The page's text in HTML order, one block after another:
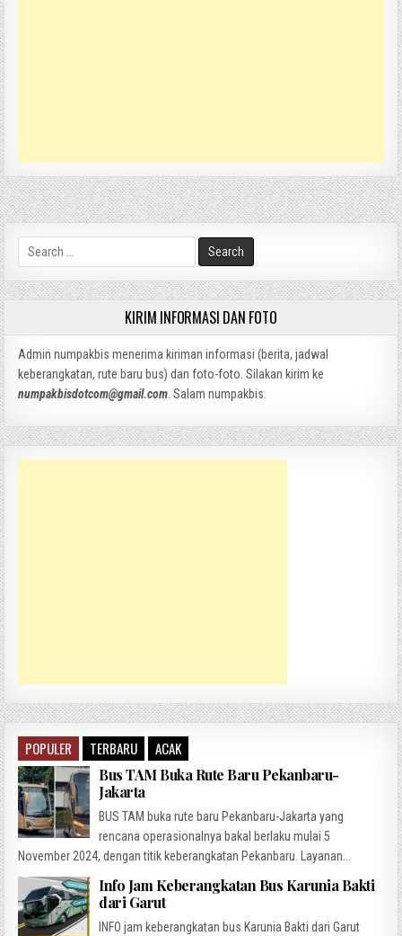
Search
for:
KIRIM INFORMASI DAN FOTO
Admin numpakbis menerima kiriman informasi (berita, jadwal
keberangkatan, rute baru bus) dan foto-foto. Silakan kirim ke
numpakbisdotcom@gmail.com. Salam numpakbis.
POPULER TERBARU ACAK
Bus TAM Buka Rute Baru Pekanbaru-
Jakarta
BUS TAM buka rute baru Pekanbaru-Jakarta yang
rencana operasionalnya bakal berlaku mulai 5
November 2024, dengan titik keberangkatan Pekanbaru. Layanan...
Info Jam Keberangkatan Bus Karunia Bakti
dari Garut
INFO jam keberangkatan bus Karunia Bakti dari Garut